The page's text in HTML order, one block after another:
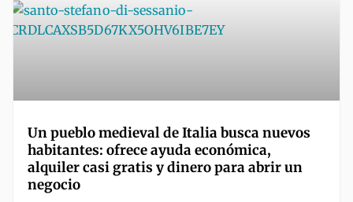
Un pueblo medieval de Italia busca nuevos
habitantes: ofrece ayuda económica,
alquiler casi gratis y dinero para abrir un
negocio